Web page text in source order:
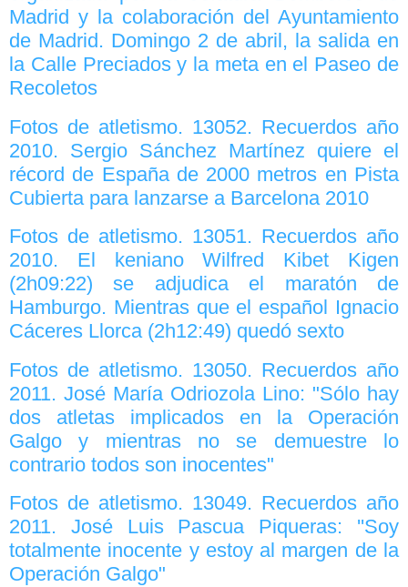
Madrid y la colaboración del Ayuntamiento
de Madrid. Domingo 2 de abril, la salida en
la Calle Preciados y la meta en el Paseo de
Recoletos
Fotos de atletismo. 13052. Recuerdos año
2010. Sergio Sánchez Martínez quiere el
récord de España de 2000 metros en Pista
Cubierta para lanzarse a Barcelona 2010
Fotos de atletismo. 13051. Recuerdos año
2010. El keniano Wilfred Kibet Kigen
(2h09:22) se adjudica el maratón de
Hamburgo. Mientras que el español Ignacio
Cáceres Llorca (2h12:49) quedó sexto
Fotos de atletismo. 13050. Recuerdos año
2011. José María Odriozola Lino: "Sólo hay
dos atletas implicados en la Operación
Galgo y mientras no se demuestre lo
contrario todos son inocentes"
Fotos de atletismo. 13049. Recuerdos año
2011. José Luis Pascua Piqueras: ''Soy
totalmente inocente y estoy al margen de la
Operación Galgo"